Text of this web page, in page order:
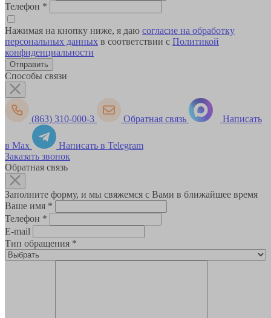
Телефон *
Нажимая на кнопку ниже, я даю согласие на обработку
персональных данных в соответствии с Политикой
конфиденциальности
Способы связи
(863) 310-000-3 Обратная связь Написать
в Max
Написать в Telegram
Заказать звонок
Обратная связь
Заполните форму, и мы свяжемся с Вами в ближайшее время
Ваше имя *
Телефон *
E-mail
Тип обращения *